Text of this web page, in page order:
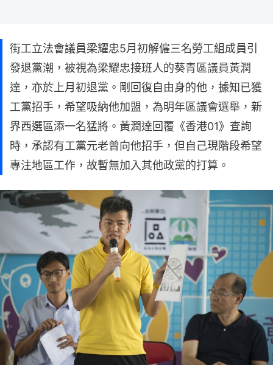
街工立法會議員梁耀忠5月初解僱三名勞工組成員引
發退黨潮，被視為梁耀忠接班人的葵青區議員黃潤
達，亦於上月初退黨。剛回復自由身的他，據知已獲
工黨招手，希望吸納他加盟，為明年區議會選舉，新
界西選區添一名猛將。黃潤達回覆《香港01》查詢
時，承認有工黨元老曾向他招手，但自己現階段希望
專注地區工作，故暫無加入其他政黨的打算。